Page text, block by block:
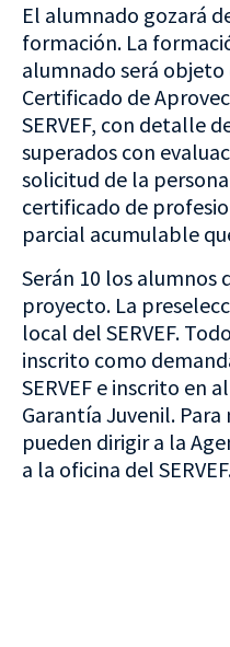
El alumnado gozará
formación. La
alumnado será
Certificado de
SERVEF, con detalle
superados con
solicitud de la
certificado de
parcial acumulable
Serán 10 los alumnos
proyecto. La
local del SERVEF.
inscrito como
SERVEF e inscrito en
Garantía Juvenil.
pueden dirigir a la
a la oficina del